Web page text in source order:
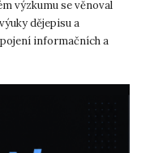
výzkumu se věnoval
dějepisu a
informačních a